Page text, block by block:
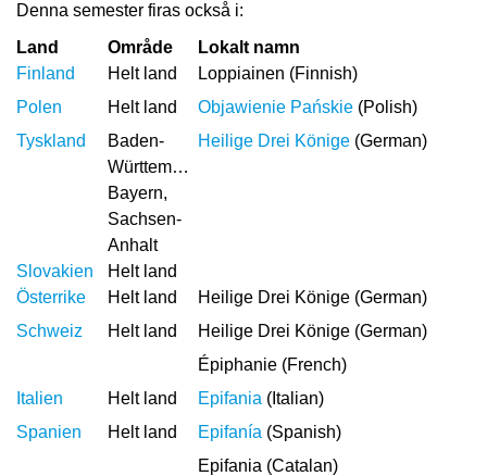
Denna semester firas också i:
Land
Område
Lokalt namn
Finland
Helt land
Loppiainen (Finnish)
Polen
Helt land Objawienie Pańskie (Polish)
Tyskland
Baden-
Württemberg,
Bayern,
Sachsen-
Anhalt
Heilige Drei Könige (German)
Slovakien
Helt land
Österrike
Helt land
Heilige Drei Könige (German)
Schweiz
Helt land
Heilige Drei Könige (German)
Épiphanie (French)
Italien
Helt land Epifania (Italian)
Spanien
Helt land Epifanía (Spanish)
Epifania (Catalan)